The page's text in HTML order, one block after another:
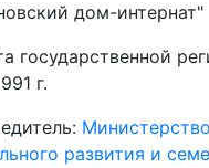
дом-интернат"
государственной
г.
Министерство
развития и